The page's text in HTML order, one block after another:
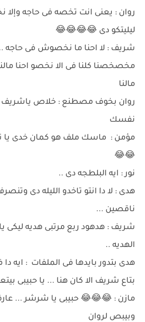
روان : يعنى انت تخصه فى حاجه وإلا
ليليتكو دى 😂😂😂😂
شريف : لا احنا ما نخصوش فى حاجه
مخصخصنا كلنا فى الا نخصو احنا
مالنا
روان بخوف مصطنع : خلاص ياشريف
نفسك
مؤمن : ماسك ملف هو كمان خدى يا
😂😂
نور : ايه البلطجه دى ..
هدى : لا دا انتو تاخدو الليله دى
ناقصين ...
شريف : هدهود ربع مرتبى هديه ليكى
الهديه ..
هدى بتدور بايدها فى الملفات : ايه دا
بتاع شريف الا كان هنا ... يا حبيبى
مازن : 😂😂😂 حبيبى يا شرشر ...
وبيبص لروان